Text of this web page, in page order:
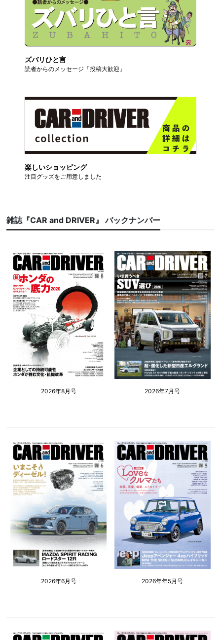
ズバリひと言
読者からのメッセージ「投稿大歓迎」
楽しいショッピング
注目グッズをご用意しました
雑誌『CAR and DRIVER』 バックナンバー
2026年8月号 2026年7月号
2026年6月号 2026年年5月号